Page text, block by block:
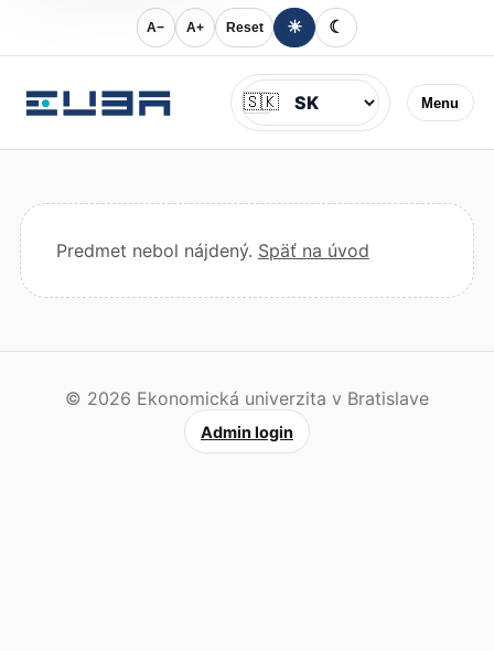
A− A+ Reset ☀ ☾
Menu
Jazyk
🇸🇰
Predmet nebol nájdený. Späť na úvod
© 2026 Ekonomická univerzita v Bratislave
Admin login